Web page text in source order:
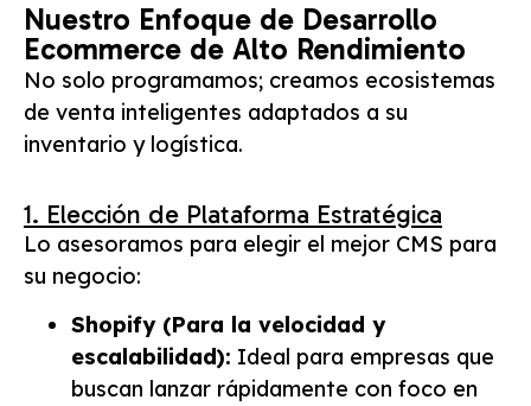
Nuestro Enfoque de Desarrollo
Ecommerce de Alto Rendimiento
No solo programamos; creamos ecosistemas
de venta inteligentes adaptados a su
inventario y logística.
1. Elección de Plataforma Estratégica
Lo asesoramos para elegir el mejor CMS para
su negocio:
Shopify (Para la velocidad y
escalabilidad): Ideal para empresas que
buscan lanzar rápidamente con foco en